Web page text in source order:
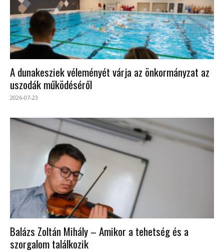
A dunakesziek véleményét várja az önkormányzat az
uszodák működéséről
2026-07-23
Balázs Zoltán Mihály – Amikor a tehetség és a
szorgalom találkozik